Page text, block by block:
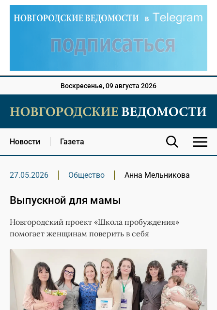
Воскресенье, 09 августа 2026
Новости Газета
27.05.2026 Общество Анна Мельникова
Выпускной для мамы
Новгородский проект «Школа пробуждения»
помогает женщинам поверить в себя